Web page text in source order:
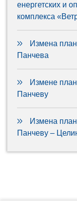
енергетских и
комплекса
Измена
Панчева
Измене
Панчеву
Измена
Панчеву –